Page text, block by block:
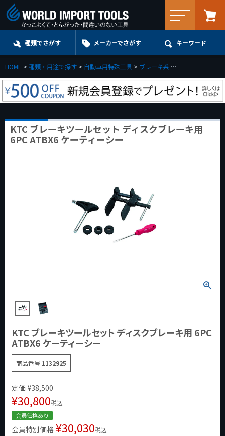
種類でさがす メーカーでさがす キーワード
HOME 種類・用途で探す 自動車用特殊工具 ブレーキ系
KTC ブレーキツールセット ディスクブレーキ用
6PC ATBX6 ケーティーシー
KTC ブレーキツールセット ディスクブレーキ用 6PC
ATBX6 ケーティーシー
商品番号 1132925
定価 ¥38,500
¥30,800税込
会員価格あり
会員特別価格 ¥30,030税込